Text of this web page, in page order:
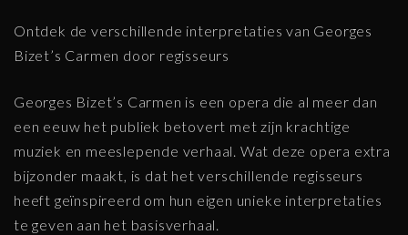
Ontdek de verschillende interpretaties van Georges
Bizet’s Carmen door regisseurs
Georges Bizet’s Carmen is een opera die al meer dan
een eeuw het publiek betovert met zijn krachtige
muziek en meeslepende verhaal. Wat deze opera extra
bijzonder maakt, is dat het verschillende regisseurs
heeft geïnspireerd om hun eigen unieke interpretaties
te geven aan het basisverhaal.